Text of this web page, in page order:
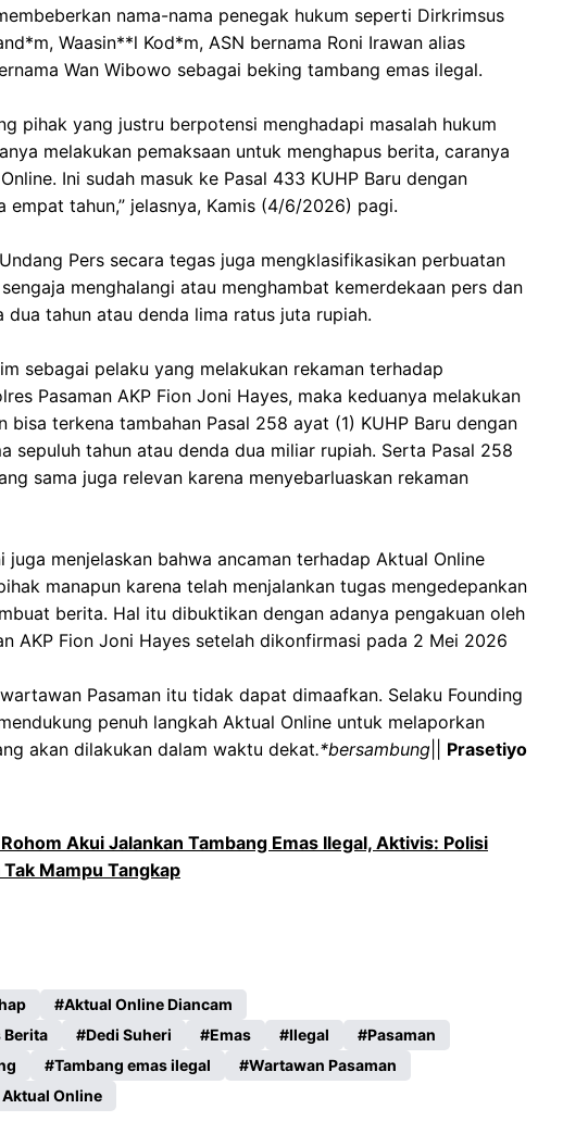
nama-nama penegak hukum seperti Dirkrimsus
Waasin**l Kod*m, ASN bernama Roni Irawan alias
Wan Wibowo sebagai beking tambang emas ilegal.
pihak yang justru berpotensi menghadapi masalah hukum
melakukan pemaksaan untuk menghapus berita, caranya
Ini sudah masuk ke Pasal 433 KUHP Baru dengan
empat tahun,” jelasnya, Kamis (4/6/2026) pagi.
Pers secara tegas juga mengklasifikasikan perbuatan
menghalangi atau menghambat kemerdekaan pers dan
tahun atau denda lima ratus juta rupiah.
sebagai pelaku yang melakukan rekaman terhadap
Pasaman AKP Fion Joni Hayes, maka keduanya melakukan
bisa terkena tambahan Pasal 258 ayat (1) KUHP Baru dengan
sepuluh tahun atau denda dua miliar rupiah. Serta Pasal 258
sama juga relevan karena menyebarluaskan rekaman
menjelaskan bahwa ancaman terhadap Aktual Online
manapun karena telah menjalankan tugas mengedepankan
berita. Hal itu dibuktikan dengan adanya pengakuan oleh
AKP Fion Joni Hayes setelah dikonfirmasi pada 2 Mei 2026
Pasaman itu tidak dapat dimaafkan. Selaku Founding
penuh langkah Aktual Online untuk melaporkan
akan dilakukan dalam waktu dekat.*bersambung Prasetiyo
Akui Jalankan Tambang Emas Ilegal, Aktivis: Polisi
Mampu Tangkap
Aktual Online Diancam
Berita
Dedi Suheri Emas Ilegal
Pasaman
Tambang emas ilegal
Wartawan Pasaman
Online